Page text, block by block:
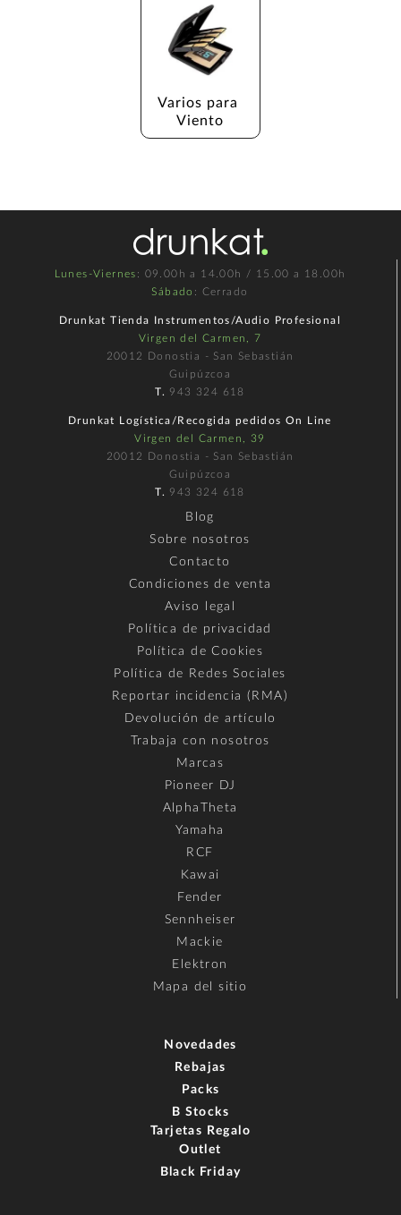
Varios para
Viento
Lunes-Viernes : 09.00h a 14.00h / 15.00 a 18.00h
Sábado : Cerrado
Drunkat Tienda Instrumentos/Audio Profesional
Virgen del Carmen, 7
20012 Donostia - San Sebastián
Guipúzcoa
T. 943 324 618
Drunkat Logística/Recogida pedidos On Line
Virgen del Carmen, 39
20012 Donostia - San Sebastián
Guipúzcoa
T. 943 324 618
Blog
Sobre nosotros
Contacto
Condiciones de venta
Aviso legal
Política de privacidad
Política de Cookies
Política de Redes Sociales
Reportar incidencia (RMA)
Devolución de artículo
Trabaja con nosotros
Marcas
Pioneer DJ
AlphaTheta
Yamaha
RCF
Kawai
Fender
Sennheiser
Mackie
Elektron
Mapa del sitio
Novedades
Rebajas
Packs
B Stocks
Tarjetas Regalo
Outlet
Black Friday